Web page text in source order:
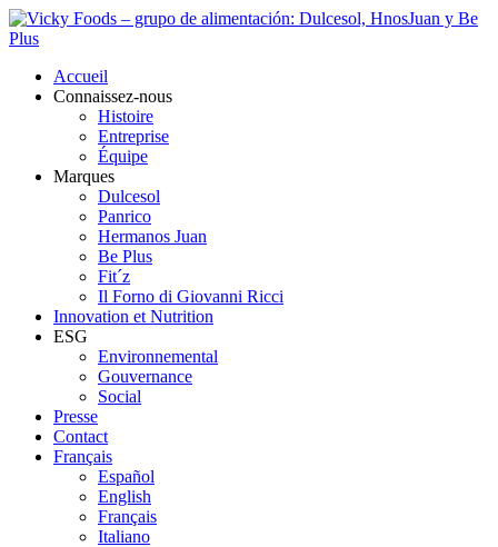
Accueil
Connaissez-nous
Histoire
Entreprise
Équipe
Marques
Dulcesol
Panrico
Hermanos Juan
Be Plus
Fit´z
Il Forno di Giovanni Ricci
Innovation et Nutrition
ESG
Environnemental
Gouvernance
Social
Presse
Contact
Français
Español
English
Français
Italiano